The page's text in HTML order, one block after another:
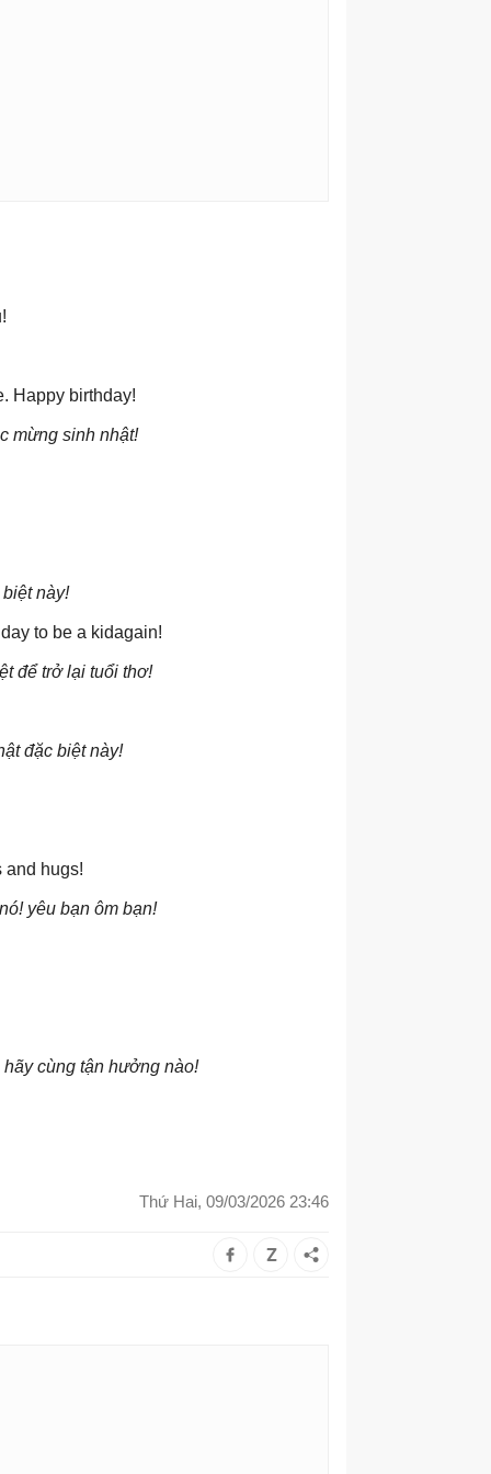
Happy birthday!
mừng sinh nhật!
này!
to be a kidagain!
để trở lại tuổi thơ!
đặc biệt này!
and hugs!
yêu bạn ôm bạn!
cùng tận hưởng nào!
Thứ Hai, 09/03/2026 23:46